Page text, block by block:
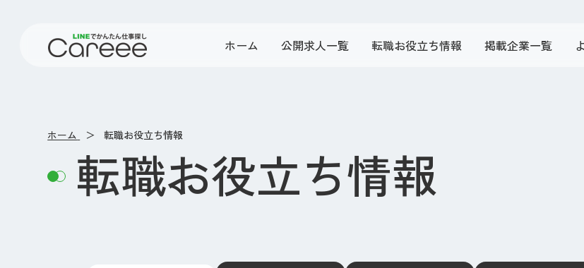
ホーム 公開求人一覧 転職お役立ち情報 掲載企業一覧
ホーム 転職お役立ち情報
転職お役立ち情報